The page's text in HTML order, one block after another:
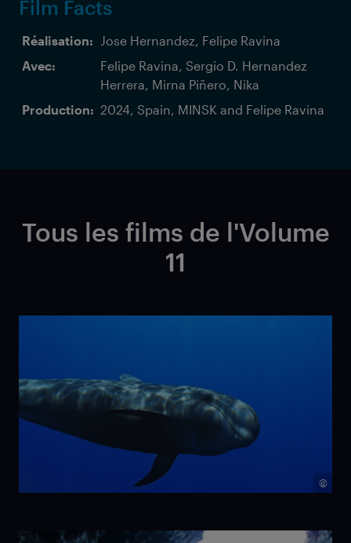
Film Facts
Réalisation:
Jose Hernandez, Felipe Ravina
Avec:
Felipe Ravina, Sergio D. Hernandez
Herrera, Mirna Piñero, Nika
Production: 2024, Spain, MINSK and Felipe Ravina
Tous les films de l'Volume
11
©